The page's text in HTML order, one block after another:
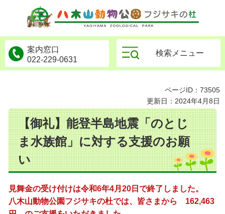
公園フジサキの杜
案内窓口
022-229-0631
検索メニュー
ページID：73505
更新日：2024年4月8日
【御礼】能登半島地震「のとじ
ま水族館」に対する支援のお願
い
見舞金の受け付けは令和6年4月20日で終了しました。
八木山動物公園フジサキの杜では、皆さまから 162,463